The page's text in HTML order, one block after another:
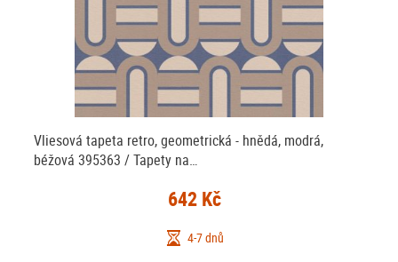
Vliesová tapeta retro, geometrická - hnědá, modrá,
béžová 395363 / Tapety na…
642 Kč
4-7 dnů